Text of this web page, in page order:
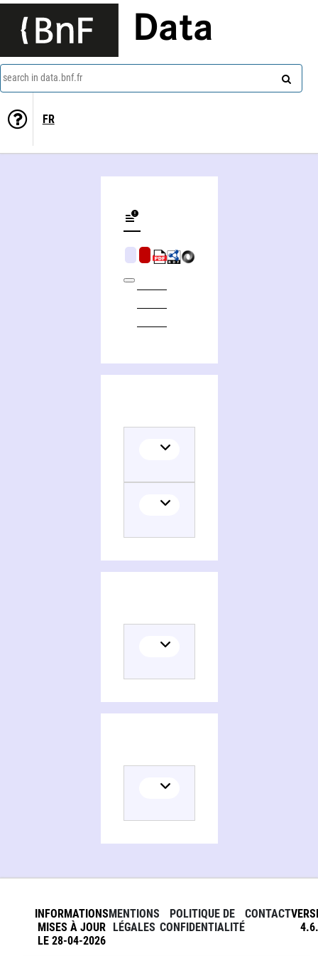
Data
search in data.bnf.fr
FR
INFORMATIONS
MISES À JOUR
LE 28-04-2026
MENTIONS
LÉGALES
POLITIQUE DE
CONFIDENTIALITÉ
CONTACT